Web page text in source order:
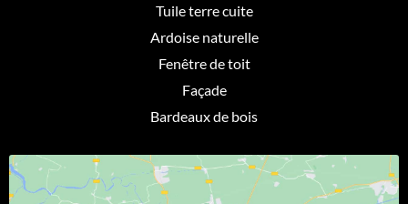
Tuile terre cuite
Ardoise naturelle
Fenêtre de toit
Façade
Bardeaux de bois